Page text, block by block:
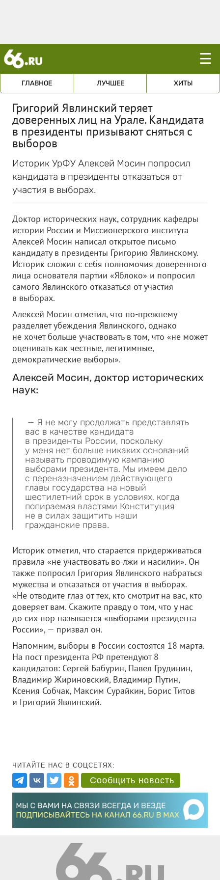
☰
ГЛАВНОЕ ЛУЧШЕЕ ХИТЫ
Григорий Явлинский теряет
доверенных лиц на Урале. Кандидата
в президенты призывают сняться с
выборов
Историк УрФУ Алексей Мосин попросил
кандидата в президенты отказаться от
участия в выборах.
Доктор исторических наук, сотрудник кафедры
истории России и Миссионерского института
Алексей Мосин написал открытое письмо
кандидату в президенты Григорию Явлинскому.
Историк сложил с себя полномочия доверенного
лица основателя партии «Яблоко» и попросил
самого Явлинского отказаться от участия
в выборах.
Алексей Мосин отметил, что по-прежнему
разделяет убеждения Явлинского, однако
не хочет больше участвовать в том, что «не может
оценивать как честные, легитимные,
демократические выборы».
Алексей Мосин, доктор исторических
наук:
— Я не могу продолжать представлять
вас в качестве кандидата
в президенты России, поскольку
у меня нет больше никаких оснований
называть проводимую кампанию
выборами президента. Мы имеем дело
с переназначением действующего
главы государства на новый
шестилетний срок в условиях, когда
попираемая властями Конституция
не в силах защитить наши
гражданские права.
Историк отметил, что старается придерживаться
правила «не участвовать во лжи и насилии». Он
также попросил Григория Явлинского набраться
мужества и отказаться от участия в выборах.
«Не отводите глаз от тех, кто смотрит на вас, кто
доверяет вам. Скажите правду о том, что у нас
до сих пор называется «выборами президента
России», — призвал он.
Напомним, выборы в России состоятся 18 марта.
На пост президента РФ претендуют 8
кандидатов: Сергей Бабурин, Павел Грудинин,
Владимир Жириновский, Владимир Путин,
Ксения Собчак, Максим Сурайкин, Борис Титов
и Григорий Явлинский.
ЧИТАЙТЕ НАС В СОЦСЕТЯХ:
Сообщить новость